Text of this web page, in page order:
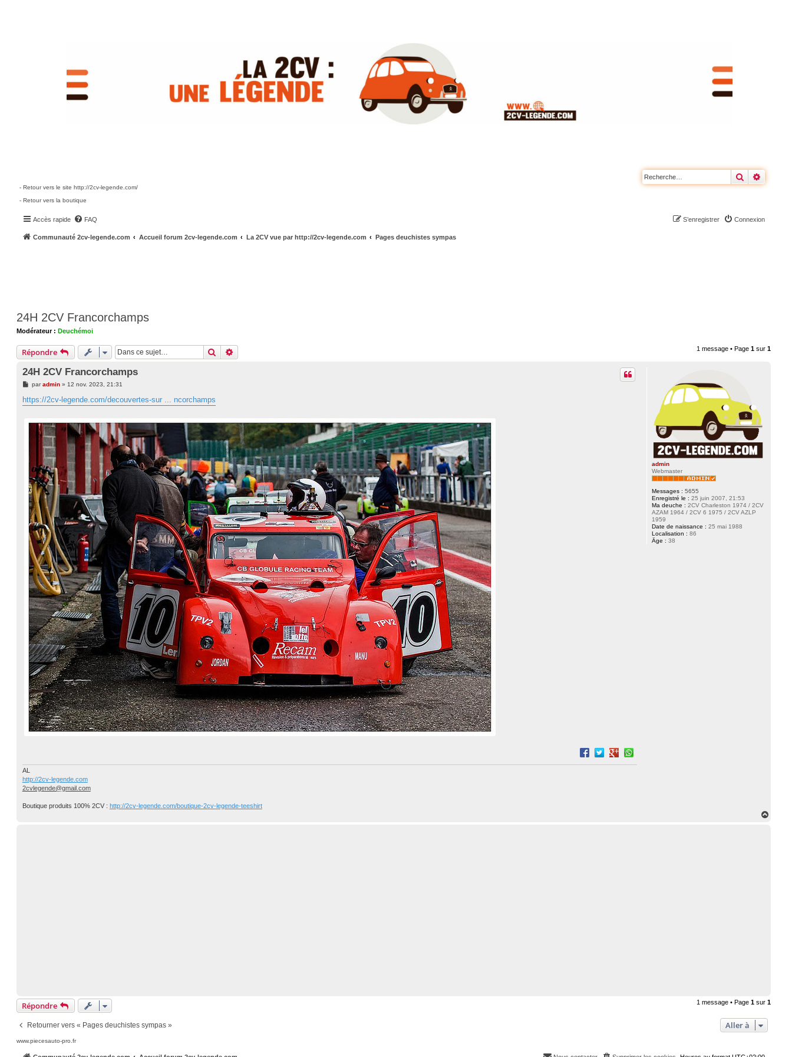
Rechercher
- Retour vers le site http://2cv-legende.com/
- Retour vers la boutique
Accès rapide FAQ Connexion
S’enregistrer
Communauté 2cv-legende.com Accueil forum 2cv-legende.com La 2CV vue par http://2cv-legende.com Pages deuchistes sympas
24H 2CV Francorchamps
Modérateur : Deuchémoi
Répondre Rechercher 1 message • Page1 sur1
admin
Webmaster
Messages : 5655
Enregistré le : 25 juin 2007, 21:53
Ma deuche : 2CV Charleston 1974 / 2CV
AZAM 1964 / 2CV 6 1975 / 2CV AZLP
1959
Date de naissance : 25 mai 1988
Localisation : 86
Âge : 38
24H 2CV Francorchamps
M
s
s
e
paradmin» 12 nov. 2023, 21:31
https://2cv-legende.com/decouvertes-sur ... ncorchamps
AL
http://2cv-legende.com
2cvlegende@gmail.com
Boutique produits 100% 2CV : http://2cv-legende.com/boutique-2cv-legende-teeshirt
Répondre 1 message • Page1 sur1
Retourner vers « Pages deuchistes sympas » Aller à
www.piecesauto-pro.fr